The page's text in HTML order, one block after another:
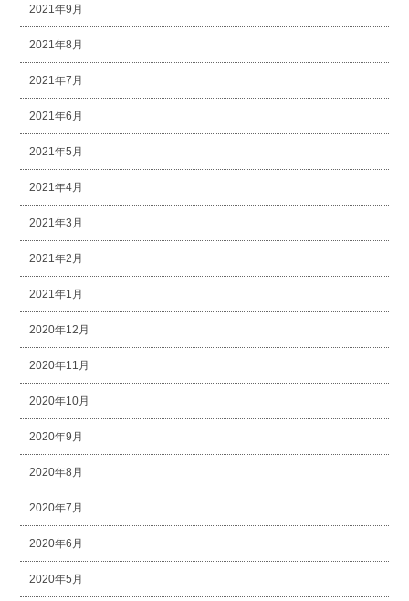
2021年9月
2021年8月
2021年7月
2021年6月
2021年5月
2021年4月
2021年3月
2021年2月
2021年1月
2020年12月
2020年11月
2020年10月
2020年9月
2020年8月
2020年7月
2020年6月
2020年5月